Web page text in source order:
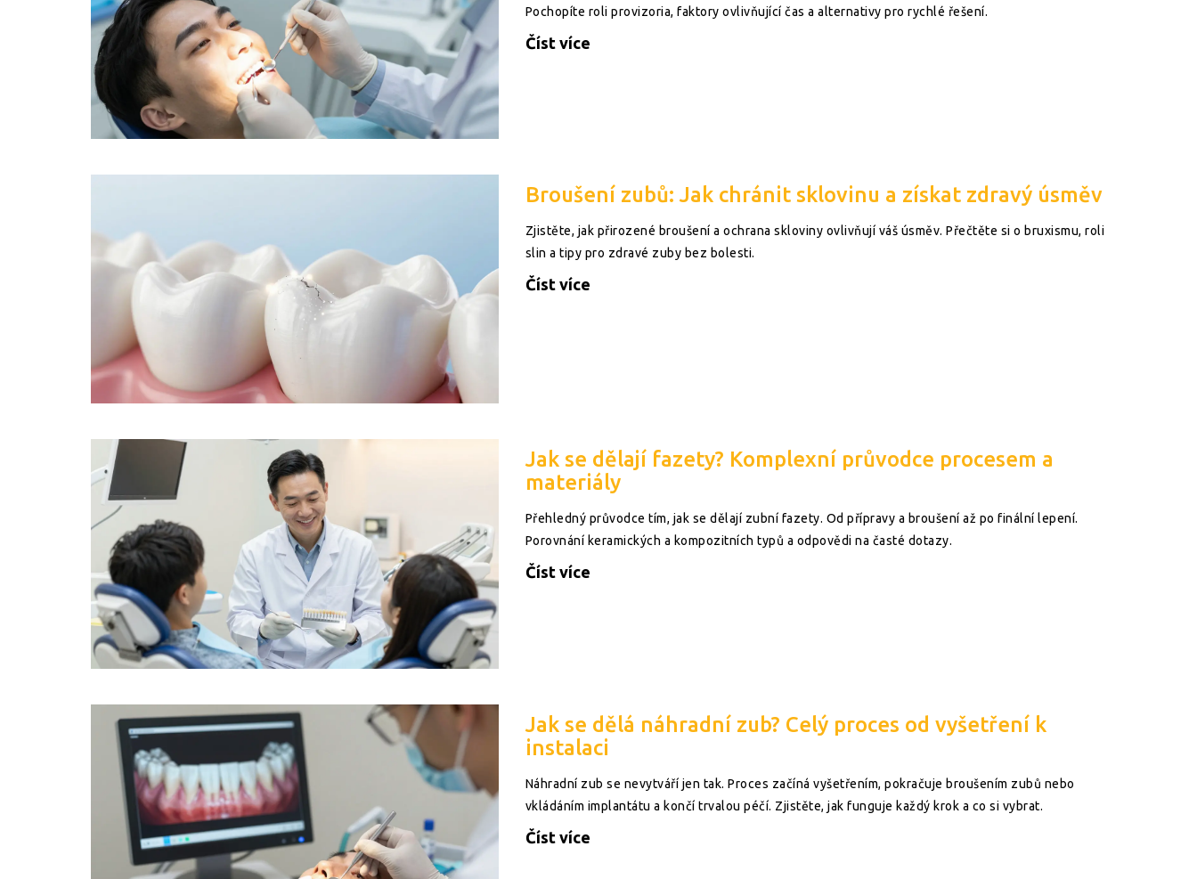
Pochopíte roli provizoria, faktory ovlivňující čas a alternativy pro rychlé řešení.
Číst více
Broušení zubů: Jak chránit sklovinu a získat zdravý úsměv
Zjistěte, jak přirozené broušení a ochrana skloviny ovlivňují váš úsměv. Přečtěte si o bruxismu, roli
slin a tipy pro zdravé zuby bez bolesti.
Číst více
Jak se dělají fazety? Komplexní průvodce procesem a
materiály
Přehledný průvodce tím, jak se dělají zubní fazety. Od přípravy a broušení až po finální lepení.
Porovnání keramických a kompozitních typů a odpovědi na časté dotazy.
Číst více
Jak se dělá náhradní zub? Celý proces od vyšetření k
instalaci
Náhradní zub se nevytváří jen tak. Proces začíná vyšetřením, pokračuje broušením zubů nebo
vkládáním implantátu a končí trvalou péčí. Zjistěte, jak funguje každý krok a co si vybrat.
Číst více